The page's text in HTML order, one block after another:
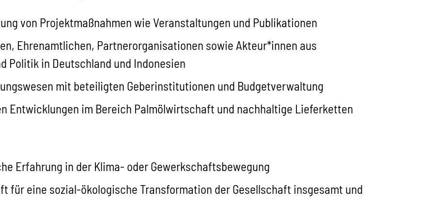
von Projektmaßnahmen wie Veranstaltungen und Publikationen
Ehrenamtlichen, Partnerorganisationen sowie Akteur*innen aus
Politik in Deutschland und Indonesien
mit beteiligten Geberinstitutionen und Budgetverwaltung
Entwicklungen im Bereich Palmölwirtschaft und nachhaltige Lieferketten
Erfahrung in der Klima- oder Gewerkschaftsbewegung
für eine sozial-ökologische Transformation der Gesellschaft insgesamt und